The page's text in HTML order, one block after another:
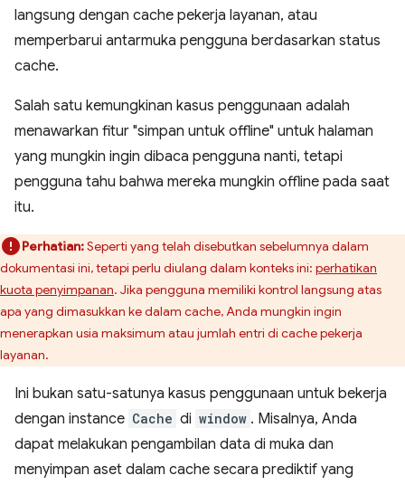
langsung dengan cache pekerja layanan, atau
memperbarui antarmuka pengguna berdasarkan status
cache.
Salah satu kemungkinan kasus penggunaan adalah
menawarkan fitur "simpan untuk offline" untuk halaman
yang mungkin ingin dibaca pengguna nanti, tetapi
pengguna tahu bahwa mereka mungkin offline pada saat
itu.
Perhatian:Seperti yang telah disebutkan sebelumnya dalam
dokumentasi ini, tetapi perlu diulang dalam konteks ini: perhatikan
kuota penyimpanan. Jika pengguna memiliki kontrol langsung atas
apa yang dimasukkan ke dalam cache, Anda mungkin ingin
menerapkan usia maksimum atau jumlah entri di cache pekerja
layanan.
Ini bukan satu-satunya kasus penggunaan untuk bekerja
dengan instance Cache di window . Misalnya, Anda
dapat melakukan pengambilan data di muka dan
menyimpan aset dalam cache secara prediktif yang